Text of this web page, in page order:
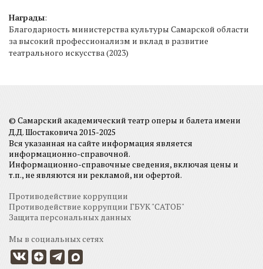
Награды:
Благодарность министерства культуры Самарской области
за высокий профессионализм и вклад в развитие
театрального искусства (2023)
© Самарский академический театр оперы и балета имени
Д.Д. Шостаковича 2015-2025
Вся указанная на сайте информация является
информационно-справочной.
Информационно-справочные сведения, включая цены и
т.п., не являются ни рекламой, ни офертой.
Противодействие коррупции
Противодействие коррупции ГБУК "САТОБ"
Защита персональных данных
Мы в социальных сетях